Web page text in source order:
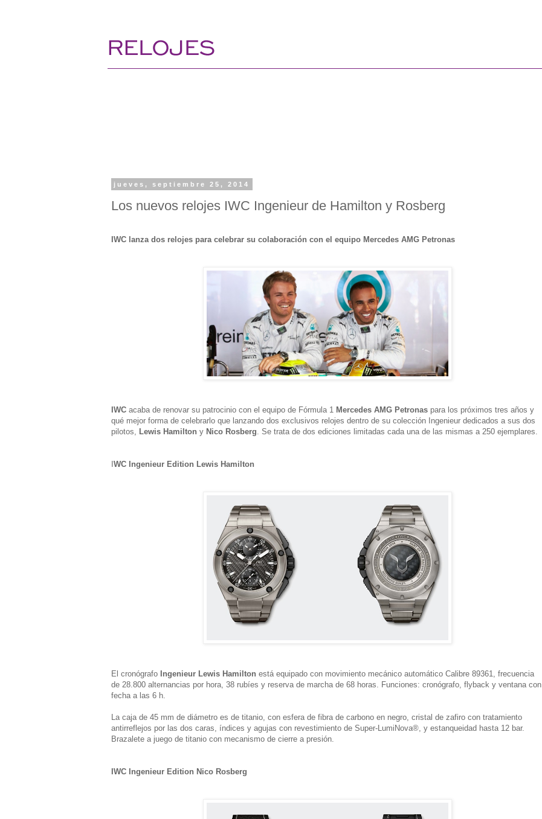
jueves, septiembre 25, 2014
Los nuevos relojes IWC Ingenieur de Hamilton y Rosberg
IWC lanza dos relojes para celebrar su colaboración con el equipo Mercedes AMG Petronas
IWC acaba de renovar su patrocinio con el equipo de Fórmula 1 Mercedes AMG Petronas para los próximos tres años y
qué mejor forma de celebrarlo que lanzando dos exclusivos relojes dentro de su colección Ingenieur dedicados a sus dos
pilotos, Lewis Hamilton y Nico Rosberg . Se trata de dos ediciones limitadas cada una de las mismas a 250 ejemplares.
IWC Ingenieur Edition Lewis Hamilton
El cronógrafo Ingenieur Lewis Hamilton está equipado con movimiento mecánico automático Calibre 89361, frecuencia
de 28.800 alternancias por hora, 38 rubíes y reserva de marcha de 68 horas. Funciones: cronógrafo, flyback y ventana con
fecha a las 6 h.
La caja de 45 mm de diámetro es de titanio, con esfera de fibra de carbono en negro, cristal de zafiro con tratamiento
antirreflejos por las dos caras, índices y agujas con revestimiento de Super-LumiNova®, y estanqueidad hasta 12 bar.
Brazalete a juego de titanio con mecanismo de cierre a presión.
IWC Ingenieur Edition Nico Rosberg